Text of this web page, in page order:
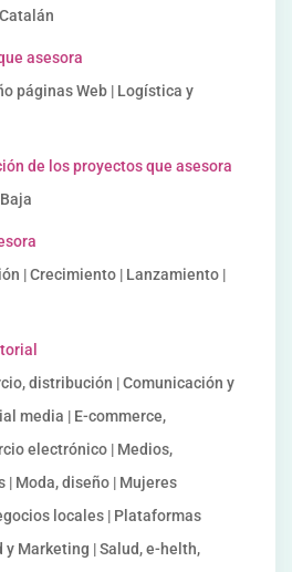
asesora
páginas Web | Logística y
de los proyectos que asesora
| Crecimiento | Lanzamiento |
distribución | Comunicación y
media | E-commerce,
electrónico | Medios,
Moda, diseño | Mujeres
locales | Plataformas
Marketing | Salud, e-helth,